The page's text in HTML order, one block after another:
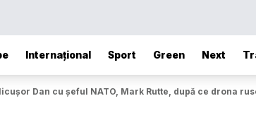
Internațional Sport Green Next
Dan cu șeful NATO, Mark Rutte, după ce drona